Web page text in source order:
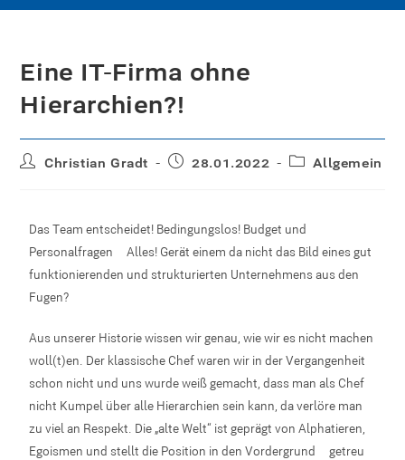
Eine IT-Firma ohne
Hierarchien?!
Christian Gradt 28.01.2022 Allgemein
Das Team entscheidet! Bedingungslos! Budget und
Personalfragen – Alles! Gerät einem da nicht das Bild eines gut
funktionierenden und strukturierten Unternehmens aus den
Fugen?
Aus unserer Historie wissen wir genau, wie wir es nicht machen
woll(t)en. Der klassische Chef waren wir in der Vergangenheit
schon nicht und uns wurde weiß gemacht, dass man als Chef
nicht Kumpel über alle Hierarchien sein kann, da verlöre man
zu viel an Respekt. Die „alte Welt“ ist geprägt von Alphatieren,
Egoismen und stellt die Position in den Vordergrund – getreu